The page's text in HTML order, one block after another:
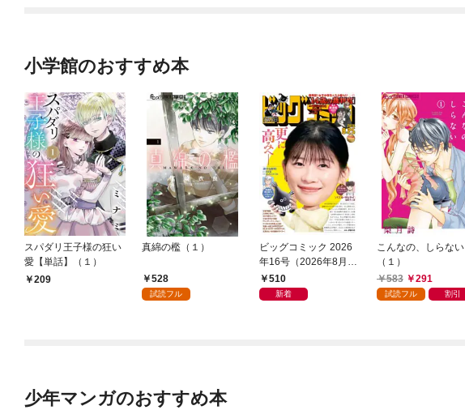
小学館のおすすめ本
スパダリ王子様の狂い
愛【単話】（１）
209
真綿の檻（１）
528
試読フル
ビッグコミック 2026
年16号（2026年8月7
日発売）
510
新着
こんなの、しらない
（１）
583
291
試読フル 割引
少年マンガのおすすめ本